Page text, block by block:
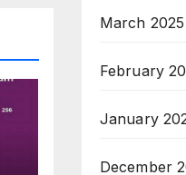
March 2025
February
January
December